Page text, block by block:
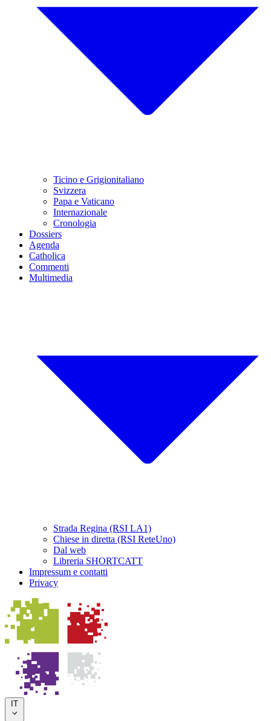
Ticino e Grigionitaliano
Svizzera
Papa e Vaticano
Internazionale
Cronologia
Dossiers
Agenda
Catholica
Commenti
Multimedia
Strada Regina (RSI LA1)
Chiese in diretta (RSI ReteUno)
Dal web
Libreria SHORTCATT
Impressum e contatti
Privacy
IT